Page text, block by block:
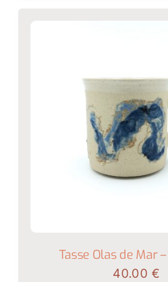
Tasse Olas de Mar
40.00€